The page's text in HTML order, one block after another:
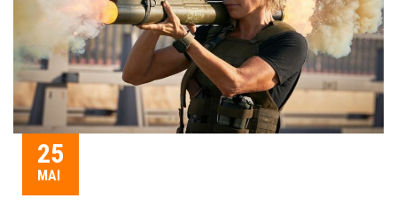
25
MAI